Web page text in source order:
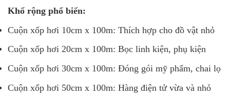
Khổ rộng phổ biến:
Cuộn xốp hơi 10cm x 100m: Thích hợp cho đồ vật nhỏ
Cuộn xốp hơi 20cm x 100m: Bọc linh kiện, phụ kiện
Cuộn xốp hơi 30cm x 100m: Đóng gói mỹ phẩm, chai lọ
Cuộn xốp hơi 50cm x 100m: Hàng điện tử vừa và nhỏ